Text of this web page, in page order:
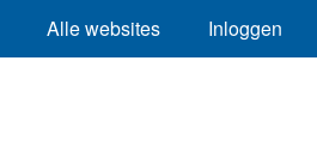
Alle websites Inloggen